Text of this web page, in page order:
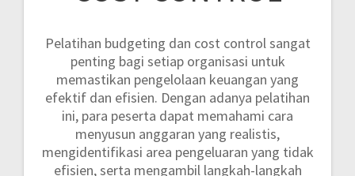
Pelatihan budgeting dan cost control sangat
penting bagi setiap organisasi untuk
memastikan pengelolaan keuangan yang
efektif dan efisien. Dengan adanya pelatihan
ini, para peserta dapat memahami cara
menyusun anggaran yang realistis,
mengidentifikasi area pengeluaran yang tidak
efisien, serta mengambil langkah-langkah